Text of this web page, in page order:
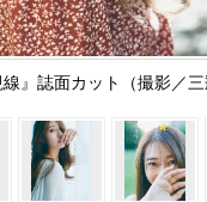
』誌面カット（撮影／三